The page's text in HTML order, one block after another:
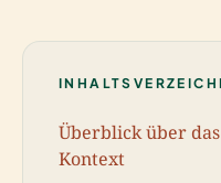
Überblick über
Kontext